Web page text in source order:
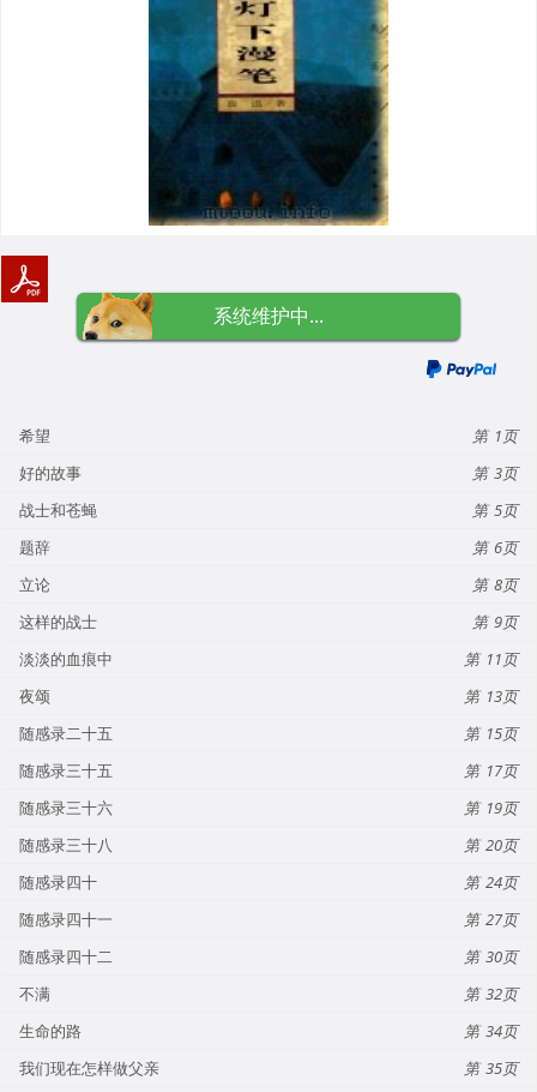
系统维护中...
希望
1
好的故事
3
战士和苍蝇
5
题辞
6
立论
8
这样的战士
9
淡淡的血痕中
11
夜颂
13
随感录二十五
15
随感录三十五
17
随感录三十六
19
随感录三十八
20
随感录四十
24
随感录四十一
27
随感录四十二
30
不满
32
生命的路
34
我们现在怎样做父亲
35